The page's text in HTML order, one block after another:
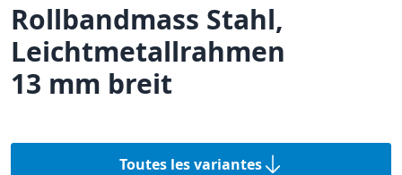
Rollbandmass Stahl,
Leichtmetallrahmen
13 mm breit
Toutes les variantes